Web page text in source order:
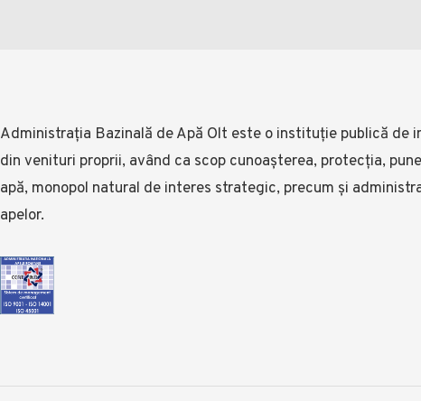
Administrația Bazinală de Apă Olt este o instituție publică
din venituri proprii, având ca scop cunoașterea, protecția,
apă, monopol natural de interes strategic, precum și
apelor.